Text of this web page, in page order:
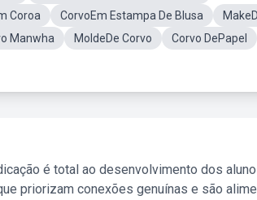
Coroa
CorvoEm Estampa De Blusa
Manwha
MoldeDe Corvo Corvo DePapel
é total ao desenvolvimento dos
priorizam conexões genuínas e são